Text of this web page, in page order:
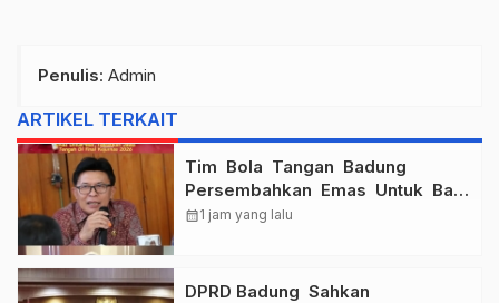
Penulis: Admin
ARTIKEL TERKAIT
Tim Bola Tangan Badung
Persembahkan Emas Untuk Bali
, Taklukkan Jawa Tengah Di
calendar_month1 jam yang lalu
DPRD Badung Sahkan